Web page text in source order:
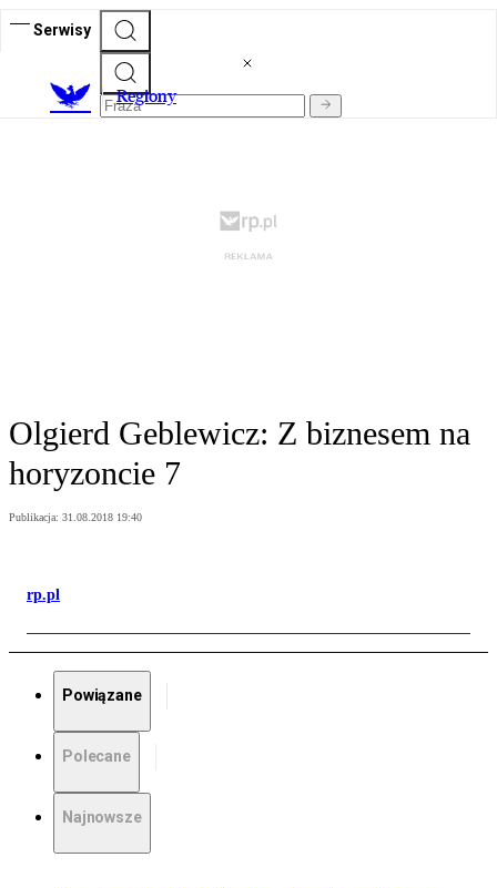
Serwisy
Regiony
Olgierd Geblewicz: Z biznesem na
horyzoncie 7
Publikacja: 31.08.2018 19:40
rp.pl
Powiązane
Polecane
Najnowsze